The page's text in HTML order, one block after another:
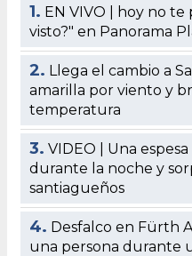
1. EN VIVO | hoy no te
visto?" en Panorama
2. Llega el cambio a
amarilla por viento y
temperatura
3. VIDEO | Una
durante la noche y
santiagueños
4. Desfalco en Fürth
una persona durante